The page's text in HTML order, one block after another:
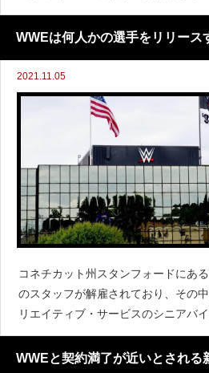
り、4～5人は該当すると報じられて
ost』はナイア・ジャックスがその一
WWEは何人かの選手をリリース
2021.11.05
コネチカット州スタンフォードにあ
のスタッフが解雇されており、その
リエイティブ・サービスのシニアバ
タン・スタンスキーが含まれていた
員だけでなく選手で見ても、今年
WWEと契約満了が近いとされる